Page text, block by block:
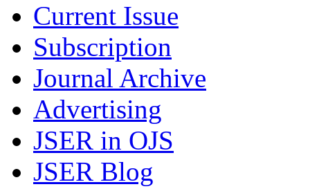
Current Issue
Subscription
Journal Archive
Advertising
JSER in OJS
JSER Blog